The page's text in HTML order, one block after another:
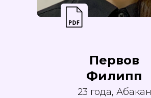
Первов
Филипп
23 года, Абакан